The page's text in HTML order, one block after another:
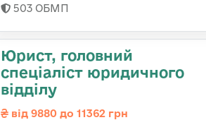
503 ОБМП
Юрист, головний
спеціаліст юридичного
відділу
від 9880 до 11362 грн